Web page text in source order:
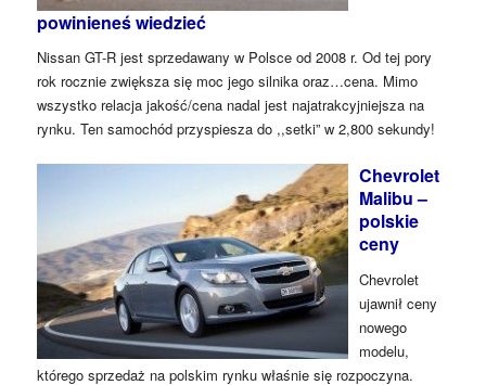
powinieneś wiedzieć
Nissan GT-R jest sprzedawany w Polsce od 2008 r. Od tej pory
rok rocznie zwiększa się moc jego silnika oraz…cena. Mimo
wszystko relacja jakość/cena nadal jest najatrakcyjniejsza na
rynku. Ten samochód przyspiesza do ,,setki” w 2,800 sekundy!
Chevrolet
Malibu –
polskie
ceny
Chevrolet
ujawnił ceny
nowego
modelu,
którego sprzedaż na polskim rynku właśnie się rozpoczyna.